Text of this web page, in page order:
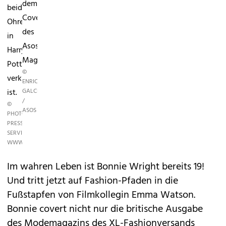
beide
Ohren
in
Harry
Potter
verknallt
ist.
©
PHOTO
PRESS
SERVICE,
WWW.PHOTOPRESS.AT
dem
Cover
des
Asos-
Magazins.
©
ENRIC
GALCERAN
/
ASOS
Im wahren Leben ist Bonnie Wright bereits 19!
Und tritt jetzt auf Fashion-Pfaden in die
Fußstapfen von Filmkollegin Emma Watson.
Bonnie covert nicht nur die britische Ausgabe